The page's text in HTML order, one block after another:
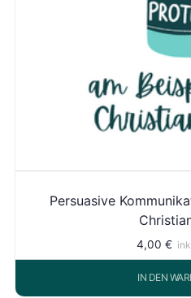
Persuasive
4,00 €
IN DEN